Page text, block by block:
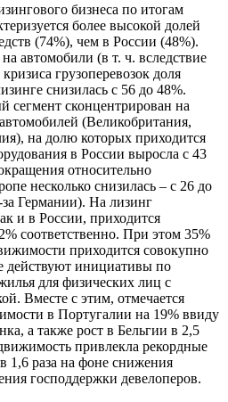
бизнеса по итогам
более высокой долей
(74%), чем в России (48%).
автомобили (в т. ч. вследствие
грузоперевозок доля
снизилась с 56 до 48%.
сегмент сконцентрирован на
(Великобритания,
на долю которых приходится
в России выросла с 43
относительно
несколько снизилась – с 26 до
Германии). На лизинг
и в России, приходится
соответственно. При этом 35%
приходится совокупно
инициативы по
для физических лиц с
Вместе с этим, отмечается
в Португалии на 19% ввиду
а также рост в Бельгии в 2,5
привлекла рекордные
1,6 раза на фоне снижения
господдержки девелоперов.